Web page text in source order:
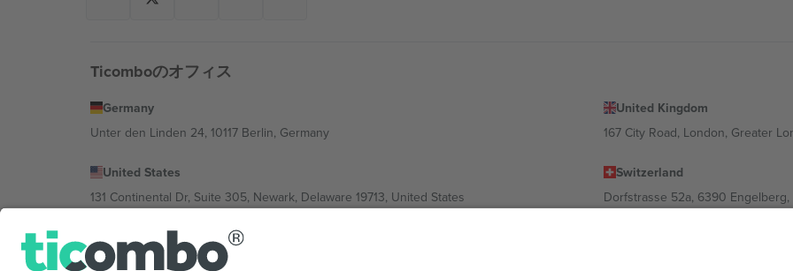
Ticomboのオフィス
Germany
Unter den Linden 24, 10117 Berlin, Germany
United Kingdom
167 City Road, London, Greater
United States
131 Continental Dr, Suite 305, Newark, Delaware 19713, United States
Switzerland
Dorfstrasse 52a, 6390
Bulgaria
Regus Sofia City West, bul Totleben 53-55, 1606 Sofia, Bulgaria